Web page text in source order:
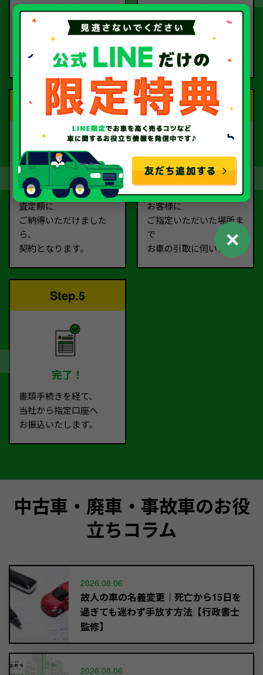
ご依頼
お電話または査定フォー
ご依頼ください。
査定
査定のプロが
お電話で回答いたしま
す。
Step.3
契約
査定額に
ご納得いただけました
ら、
契約となります。
Step.4
お引取り
お客様に
ご指定いただいた場所ま
で
お車の引取に伺います。
Step.5
完了！
書類手続きを経て、
当社から指定口座へ
お振込いたします。
中古車・廃車・事故車のお役
立ちコラム
2026.08.06
故人の車の名義変更｜死亡から15日を
過ぎても迷わず手放す方法【行政書士
監修】
2026.08.06
✕